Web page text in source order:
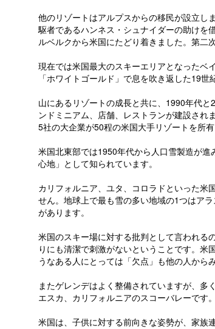
他のリゾートはアルプスからの移民が設立し
駆者であるハンネス・シュナイダーの助けを
ルベルクから米国にたどり着きました。第二
現在では米国最大のスキーエリアとなったベ
「ホワイトゴールド」で息を吹き返した19世
山にあるリゾートの成長と共に、1990年代
ンドミニアム、店舗、レストランが建設され
5社の大企業が50程の米国大手リゾートを所有
米国北東部では1950年代から人口雪製造が
心地」として知られています。
カリフォルニア、ユタ、コロラドといった米
せん。地球上で最も雪の多い地域の1つはア
があります。
米国のスキー場に対する批判として言われる
りにも清潔で刺激がないということです。
うなある人にとっては「欠点」も他の人から
またゲレンデはよく整備されていますが、多
エスカ、カリフォルニアのスコーバレーです。
米国は、子供に対する前向きな姿勢が、家族